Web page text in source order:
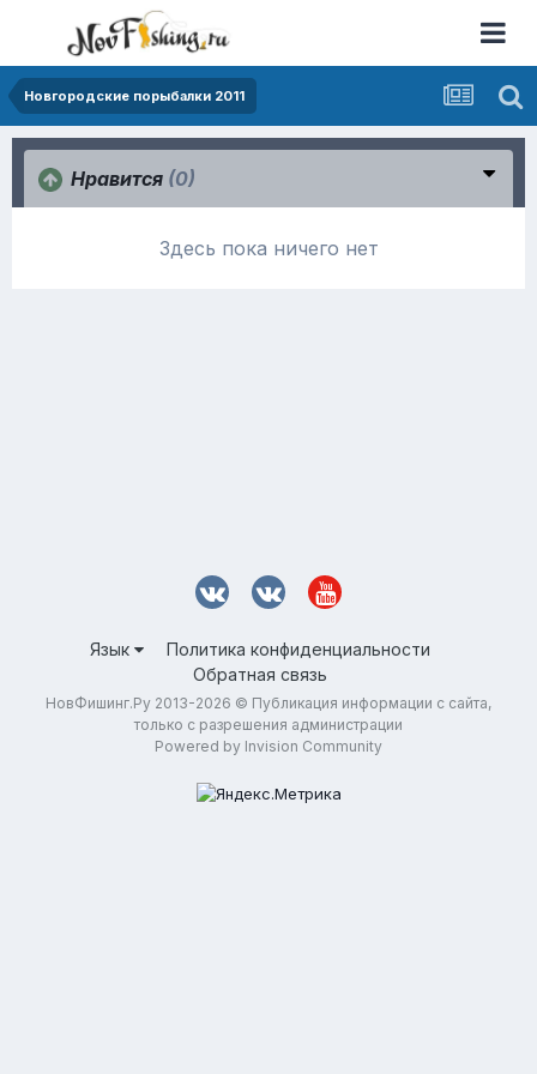
Новгородские порыбалки 2011
Нравится (0)
Здесь пока ничего нет
Язык
Политика конфиденциальности
Обратная связь
НовФишинг.Ру 2013-2026 © Публикация информации с сайта,
только с разрешения администрации
Powered by Invision Community